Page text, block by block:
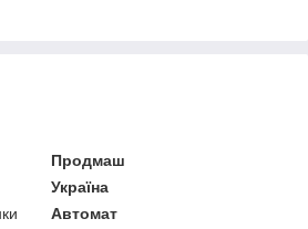
Продмаш
Україна
Автомат